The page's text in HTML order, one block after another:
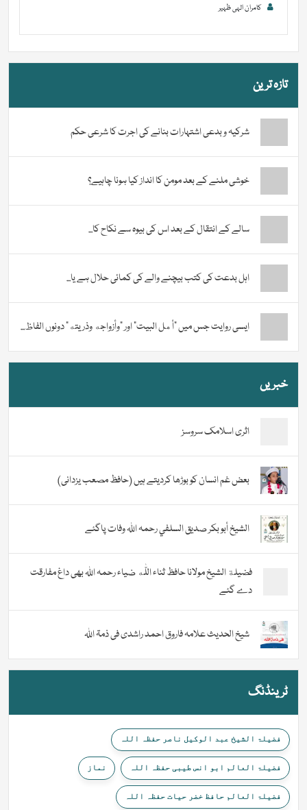
کامران الہی ظہیر
تازہ ترین
شرکیہ و بدعی اشتہارات بنانے کی اجرت کا شرعی حکم
خوشی ملنے کے بعد مومن کا انداز کیا ہونا چاہیے؟
سالے کے انتقال کے بعد اس کی بیوہ سے نکاح کا...
اہل بدعت کی کتب بیچنے والے کی کمائی حلال ہے یا...
ایسی روایت جس میں “أهل البيت” اور “وأزواجه وذريته” دونوں الفاظ...
خبریں
اثری اسلامک سروسز
بعض غم انسان کو بوڑھا کردیتے ہیں (حافظ مصعب یزدانی)
الشيخ أبو بكر صديق السلفي رحمہ اللہ وفات پاگئے
فضیلة الشيخ مولانا حافظ ثناء اللّٰه ضیاء رحمہ اللہ بھی داغ مفارقت
دے گئے
شیخ الحدیث علامہ فاروق احمد راشدی فی ذمۃ اللہ
ٹرینڈنگ
فضیلۃ الشیخ عبد الوکیل ناصر حفظہ اللہ
فضیلۃ العالم ابو انس طیبی حفظہ اللہ نماز
فضیلۃ العالم حافظ خضر حیات حفظہ اللہ